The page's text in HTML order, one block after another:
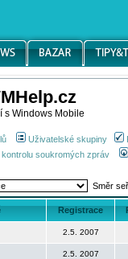
s Windows Mobile
Uživatelské skupiny
kontrolu soukromých zpráv
Směr
Registrace
2.5. 2007
2.5. 2007